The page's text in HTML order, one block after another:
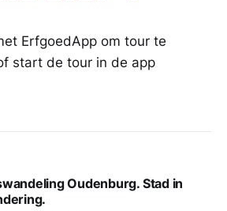
ErfgoedApp om tour te
start de tour in de app
Oudenburg. Stad in